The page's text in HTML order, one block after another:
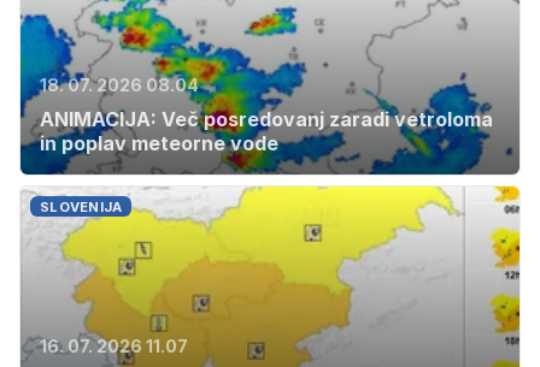
18. 07. 2026 08.04
ANIMACIJA: Več posredovanj zaradi vetroloma
in poplav meteorne vode
SLOVENIJA
16. 07. 2026 11.07